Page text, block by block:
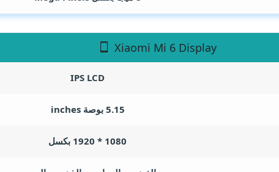
Xiaomi Mi 6 Display
IPS LCD
5.15 بوصة inches
1080 * 1920 بكسل